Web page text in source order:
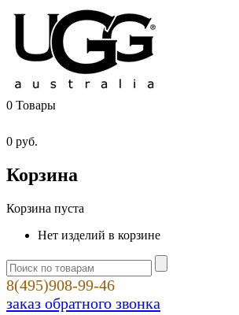
0 Товары
0 руб.
Корзина
Корзина пуста
Нет изделий в корзине
8(495)908-99-46
заказ обратного звонка